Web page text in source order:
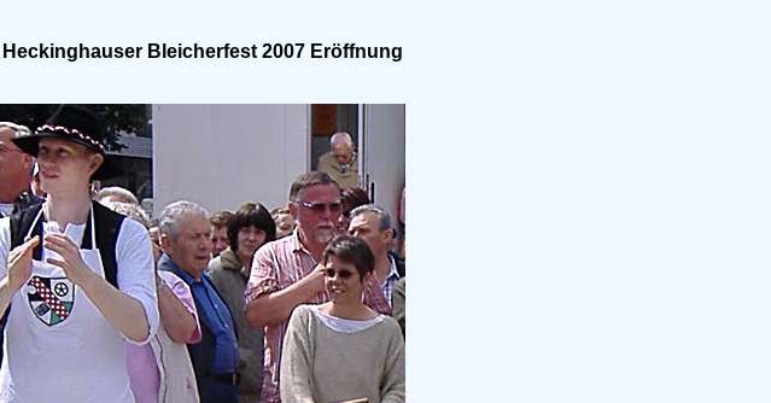
Heckinghauser Bleicherfest 2007 Eröffnung